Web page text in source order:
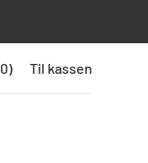
0) Til kassen